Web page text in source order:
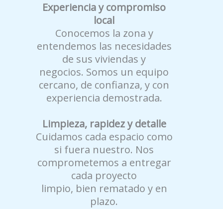
Experiencia y compromiso
local
Conocemos la zona y
entendemos las necesidades
de sus viviendas y
negocios. Somos un equipo
cercano, de confianza, y con
experiencia demostrada.
Limpieza, rapidez y detalle
Cuidamos cada espacio como
si fuera nuestro. Nos
comprometemos a entregar
cada proyecto
limpio, bien rematado y en
plazo.